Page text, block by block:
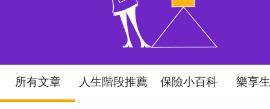
所有文章 人生階段推薦 保險小百科 樂享